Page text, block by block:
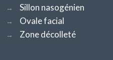
→ Sillon nasogénien
→ Ovale facial
→ Zone décolleté